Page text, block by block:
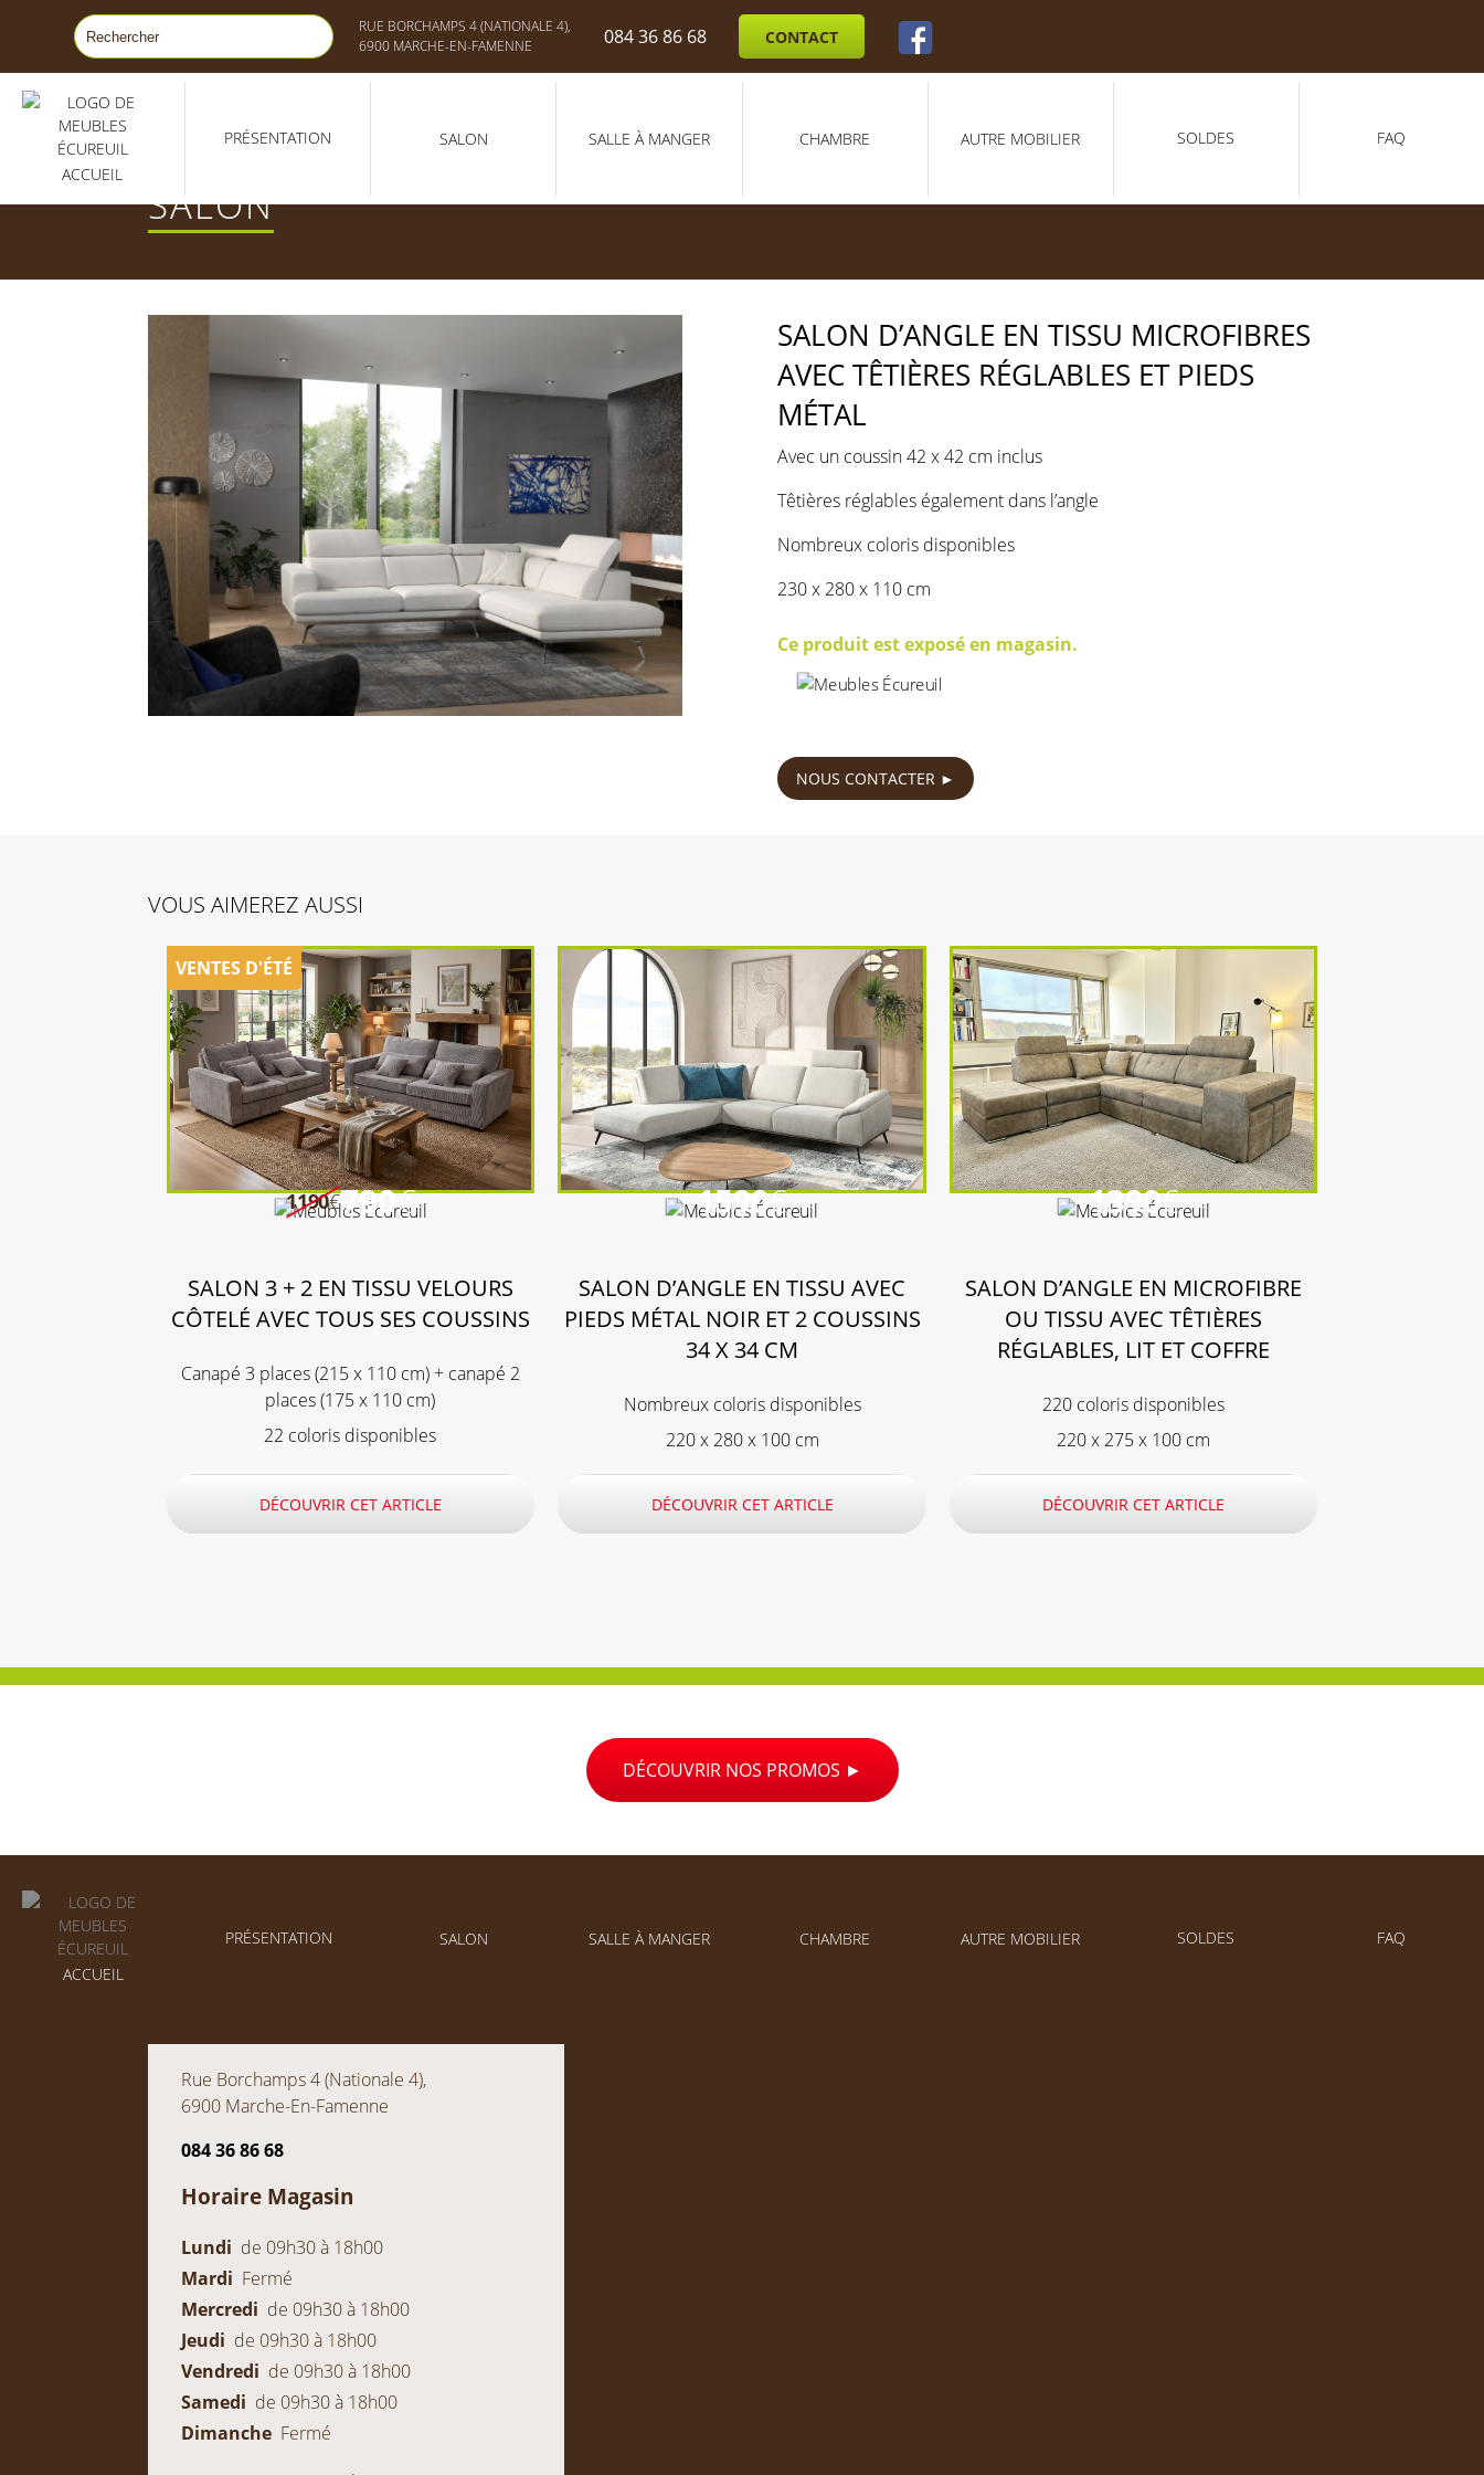
RUE BORCHAMPS 4 (NATIONALE 4),
6900 MARCHE-EN-FAMENNE
084 36 86 68 CONTACT
ACCUEIL
PRÉSENTATION SALON SALLE À MANGER CHAMBRE AUTRE MOBILIER SOLDES FAQ
SALON
SALON D’ANGLE EN TISSU MICROFIBRES
AVEC TÊTIÈRES RÉGLABLES ET PIEDS
MÉTAL
Avec un coussin 42 x 42 cm inclus
Têtières réglables également dans l’angle
Nombreux coloris disponibles
230 x 280 x 110 cm
Ce produit est exposé en magasin.
NOUS CONTACTER
VOUS AIMEREZ AUSSI
1190€790€
SALON 3 + 2 EN TISSU VELOURS
CÔTELÉ AVEC TOUS SES COUSSINS
Canapé 3 places (215 x 110 cm) + canapé 2
places (175 x 110 cm)
22 coloris disponibles
DÉCOUVRIR CET ARTICLE
1590€
SALON D’ANGLE EN TISSU AVEC
PIEDS MÉTAL NOIR ET 2 COUSSINS
34 X 34 CM
Nombreux coloris disponibles
220 x 280 x 100 cm
DÉCOUVRIR CET ARTICLE
1390€
SALON D’ANGLE EN MICROFIBRE
OU TISSU AVEC TÊTIÈRES
RÉGLABLES, LIT ET COFFRE
220 coloris disponibles
220 x 275 x 100 cm
DÉCOUVRIR CET ARTICLE
DÉCOUVRIR NOS PROMOS
ACCUEIL
PRÉSENTATION SALON SALLE À MANGER CHAMBRE AUTRE MOBILIER SOLDES FAQ
Rue Borchamps 4 (Nationale 4),
6900 Marche-En-Famenne
084 36 86 68
Horaire Magasin
Lundi de 09h30 à 18h00
Mardi Fermé
Mercredi de 09h30 à 18h00
Jeudi de 09h30 à 18h00
Vendredi de 09h30 à 18h00
Samedi de 09h30 à 18h00
Dimanche Fermé